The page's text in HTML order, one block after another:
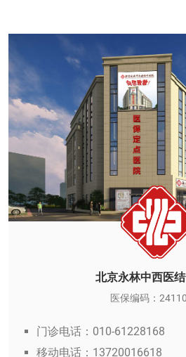
北京永林中西医
医保编码：
门诊电话：010-61228168
移动电话：13720016618